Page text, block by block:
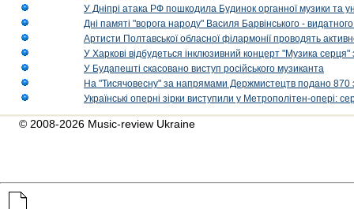
У Дніпрі атака РФ пошкодила Будинок органної музики та
Дні памяті "ворога народу" Василя Барвінського -
Артисти Полтавської обласної філармонії проводять
У Харкові відбудеться інклюзивний концерт "Музика
У Будапешті скасовано виступ російського музиканта
На "Тисячовесну" за напрямами Держмистецтв подано 870
Українські оперні зірки виступили у Метрополітен-опері:
© 2008-2026 Music-review Ukraine